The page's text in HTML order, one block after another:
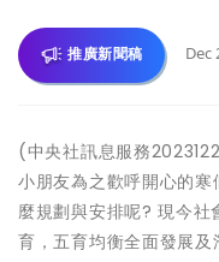
推廣新聞稿 Dec
(中央社訊息服務
小朋友為之歡呼開心的
麼規劃與安排呢? 現今
育，五育均衡全面發展